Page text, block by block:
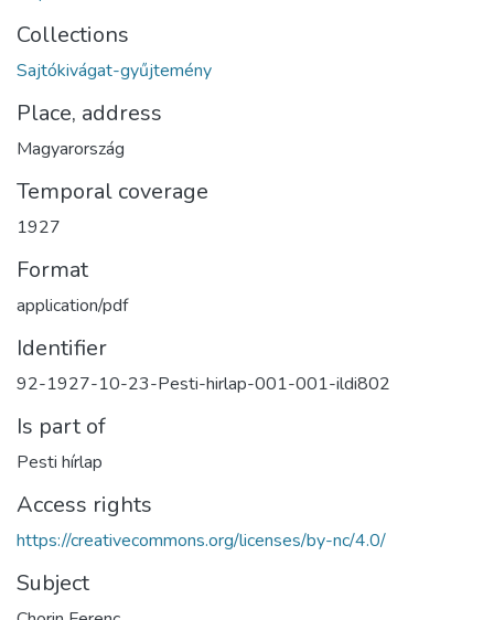
Collections
Sajtókivágat-gyűjtemény
Place, address
Magyarország
Temporal coverage
1927
Format
application/pdf
Identifier
92-1927-10-23-Pesti-hirlap-001-001-ildi802
Is part of
Pesti hírlap
Access rights
https://creativecommons.org/licenses/by-nc/4.0/
Subject